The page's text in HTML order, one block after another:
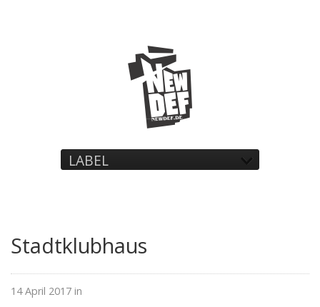
LABEL
Stadtklubhaus
14 April 2017 in